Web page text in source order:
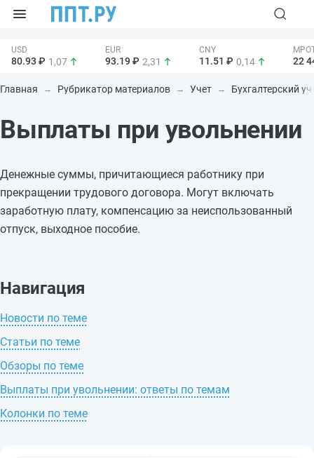
80.93 ₽ 1,07 93.19 ₽ 2,31 11.51 ₽ 0,14 22
Главная Рубрикатор материалов Учет Бухгалтерский
Выплаты при увольнении
Денежные суммы, причитающиеся работнику при
прекращении трудового договора. Могут включать
заработную плату, компенсацию за неиспользованный
отпуск, выходное пособие.
Навигация
Новости по теме
Статьи по теме
Обзоры по теме
Выплаты при увольнении: ответы по темам
Колонки по теме